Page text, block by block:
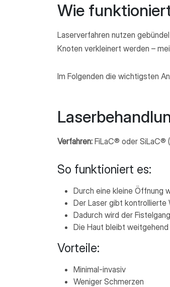
Wie
Laserverfahren nutzen
Knoten verkleinert werden –
Im Folgenden die wichtigsten
Verfahren: FiLaC® oder SiLaC®
So funktioniert es:
Durch eine kleine Öffnung
Der Laser gibt kontrollierte
Dadurch wird der
Die Haut bleibt
Vorteile:
Minimal-invasiv
Weniger Schmerzen